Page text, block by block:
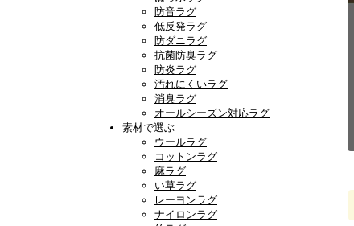
防音ラグ
低反発ラグ
防ダニラグ
抗菌防臭ラグ
防炎ラグ
汚れにくいラグ
消臭ラグ
オールシーズン対応ラグ
素材で選ぶ
ウールラグ
コットンラグ
麻ラグ
い草ラグ
レーヨンラグ
ナイロンラグ